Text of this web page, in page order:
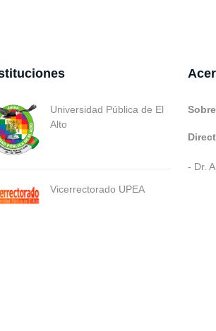
Universidad Pública de El
Alto
Vicerrectorado UPEA
- Dr.